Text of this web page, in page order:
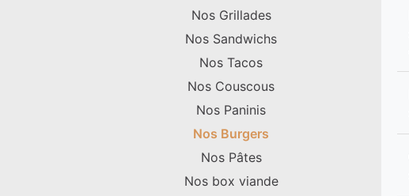
Nos Grillades
Nos Sandwichs
Nos Tacos
Nos Couscous
Nos Paninis
Nos Burgers
Nos Pâtes
Nos box viande